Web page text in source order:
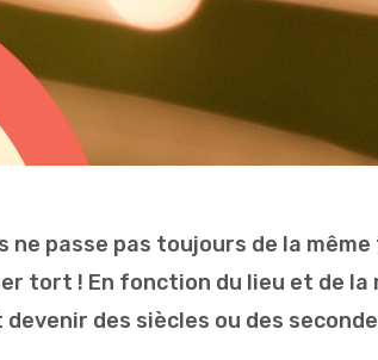
passe pas toujours de la
tort ! En fonction du lieu et de
des siècles ou des